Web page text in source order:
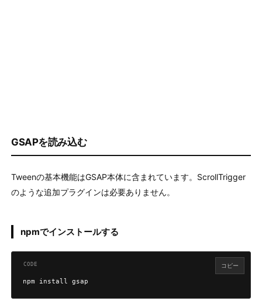
GSAPを読み込む
Tweenの基本機能はGSAP本体に含まれています。ScrollTrigger
のような追加プラグインは必要ありません。
npmでインストールする
npm install gsap
コピー